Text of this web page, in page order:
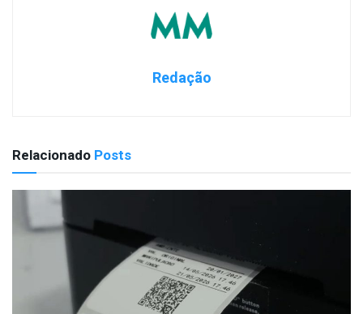
Redação
Relacionado Posts